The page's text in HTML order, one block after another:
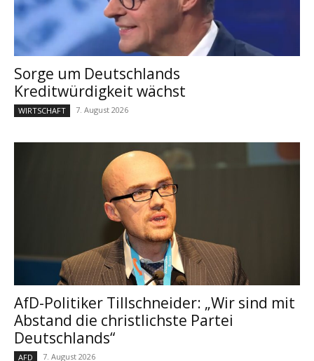
Sorge um Deutschlands
Kreditwürdigkeit wächst
WIRTSCHAFT 7. August 2026
AfD-Politiker Tillschneider: „Wir sind mit
Abstand die christlichste Partei
Deutschlands“
AFD 7. August 2026